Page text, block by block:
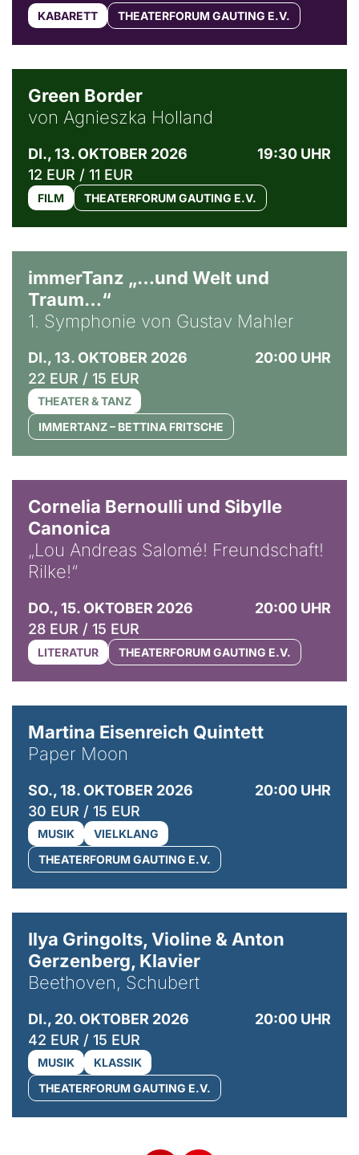
KABARETT THEATERFORUM GAUTING E.V.
Green Border
von Agnieszka Holland
DI., 13. OKTOBER 2026
19:30 UHR
12 EUR / 11 EUR
FILM THEATERFORUM GAUTING E.V.
immerTanz „…und Welt und
Traum…“
1. Symphonie von Gustav Mahler
DI., 13. OKTOBER 2026
20:00 UHR
22 EUR / 15 EUR
THEATER & TANZ
IMMERTANZ – BETTINA FRITSCHE
Cornelia Bernoulli und Sibylle
Canonica
„Lou Andreas Salomé! Freundschaft!
Rilke!“
DO., 15. OKTOBER 2026
20:00 UHR
28 EUR / 15 EUR
LITERATUR THEATERFORUM GAUTING E.V.
Martina Eisenreich Quintett
Paper Moon
SO., 18. OKTOBER 2026
20:00 UHR
30 EUR / 15 EUR
MUSIK
VIELKLANG
THEATERFORUM GAUTING E.V.
Ilya Gringolts, Violine & Anton
Gerzenberg, Klavier
Beethoven, Schubert
DI., 20. OKTOBER 2026
20:00 UHR
42 EUR / 15 EUR
MUSIK
KLASSIK
THEATERFORUM GAUTING E.V.